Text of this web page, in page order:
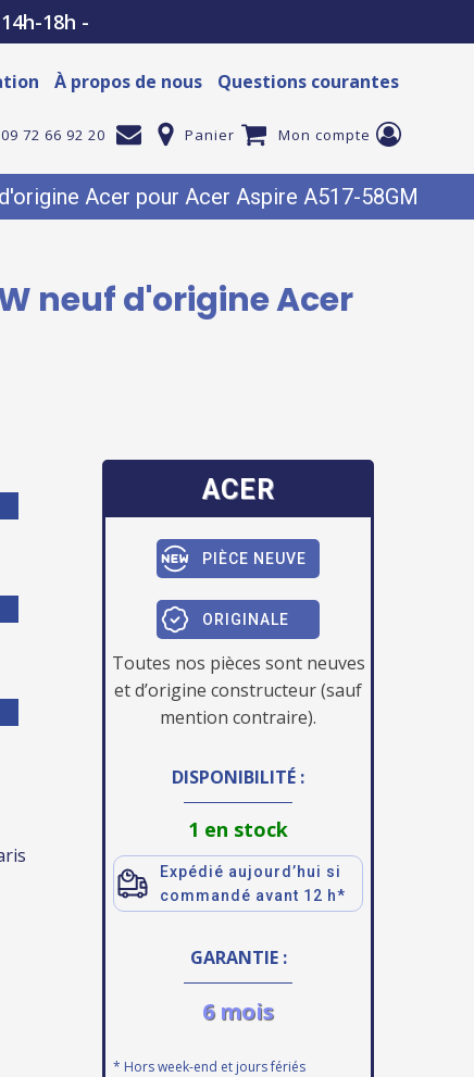
18h -
À propos de nous Questions courantes
09 72 66 92 20 Panier Mon compte
Acer pour Acer Aspire A517-58GM
neuf d'origine Acer
ACER
PIÈCE NEUVE
ORIGINALE
Toutes nos pièces sont neuves
et d’origine constructeur (sauf
mention contraire).
DISPONIBILITÉ :
1 en stock
Expédié aujourd’hui si
commandé avant 12 h*
GARANTIE :
6 mois
* Hors week-end et jours fériés